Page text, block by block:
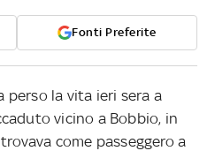
Fonti Preferite
perso la vita ieri sera a
vicino a Bobbio, in
come passeggero a